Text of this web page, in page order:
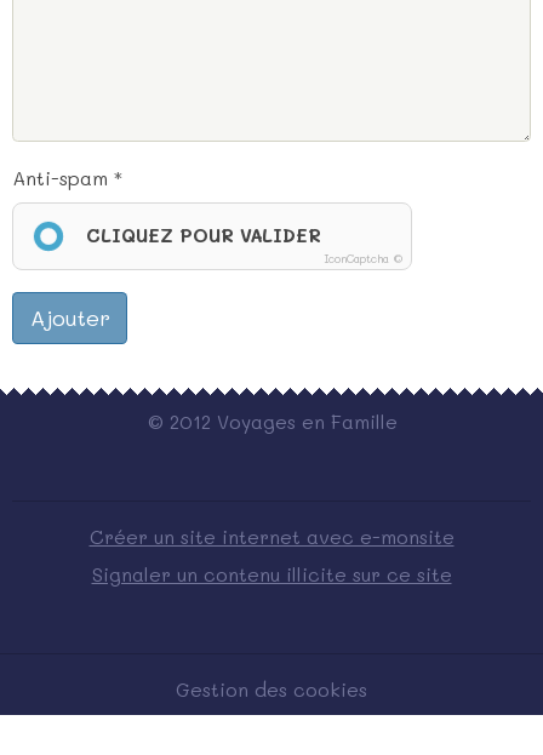
Anti-spam
CLIQUEZ POUR VALIDER
IconCaptcha ©
Ajouter
© 2012 Voyages en Famille
Créer un site internet avec e-monsite
Signaler un contenu illicite sur ce site
Gestion des cookies